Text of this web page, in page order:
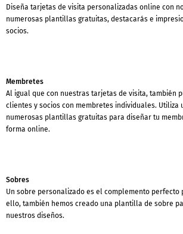
Diseña tarjetas de visita personalizadas online con
numerosas plantillas gratuitas, destacarás e
socios.
Membretes
Al igual que con nuestras tarjetas de visita, también
clientes y socios con membretes individuales. Utiliza
numerosas plantillas gratuitas para diseñar tu
forma online.
Sobres
Un sobre personalizado es el complemento perfecto
ello, también hemos creado una plantilla de sobre
nuestros diseños.